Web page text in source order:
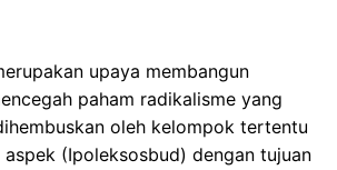
upaya membangun
paham radikalisme yang
oleh kelompok tertentu
(Ipoleksosbud) dengan tujuan